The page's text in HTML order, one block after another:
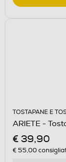
TOSTAPANE E
ARIETE -
€ 39,90
€ 55,00